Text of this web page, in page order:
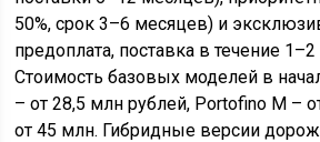
50%, срок 3–6 месяцев) и
предоплата, поставка в течение
Стоимость базовых моделей в
– от 28,5 млн рублей, Portofino M –
от 45 млн. Гибридные версии